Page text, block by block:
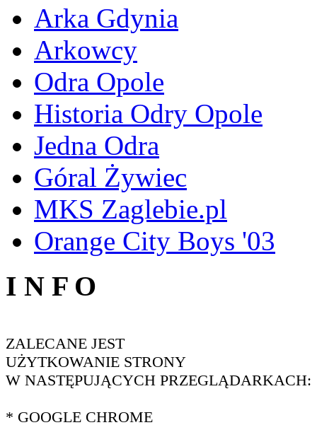
Arka Gdynia
Arkowcy
Odra Opole
Historia Odry Opole
Jedna Odra
Góral Żywiec
MKS Zaglebie.pl
Orange City Boys '03
I N F O
ZALECANE JEST
UŻYTKOWANIE STRONY
W NASTĘPUJĄCYCH PRZEGLĄDARKACH:
* GOOGLE CHROME